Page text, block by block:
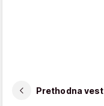
Prethodna vest